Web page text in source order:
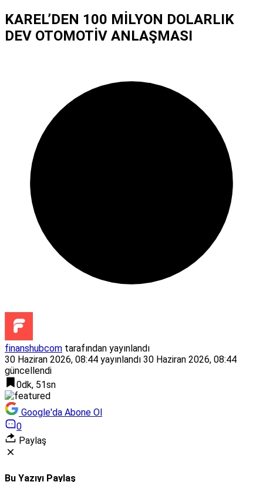
KAREL’DEN 100 MİLYON DOLARLIK
DEV OTOMOTİV ANLAŞMASI
finanshubcom tarafından yayınlandı
30 Haziran 2026, 08:44 yayınlandı 30 Haziran 2026, 08:44
güncellendi
0dk, 51sn
Google'da Abone Ol
0
Paylaş
Bu Yazıyı Paylaş